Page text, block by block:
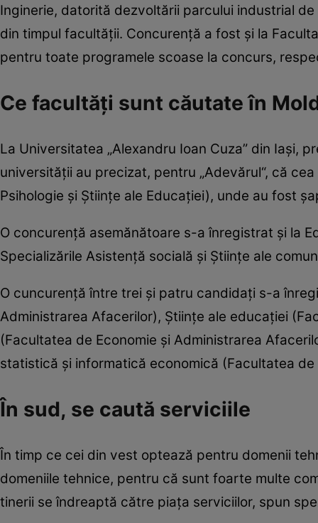
Inginerie, datorită dezvoltării parcului industrial
din timpul facultăţii. Concurenţă a fost şi la
pentru toate programele scoase la concurs,
Ce facultăți sunt căutate în
La Universitatea „Alexandru Ioan Cuza” din Iaşi,
universităţii au precizat, pentru „Adevărul“, că
Psihologie şi Ştiinţe ale Educaţiei), unde au fost
O concurenţă asemănătoare s-a înregistrat şi la
Specializările Asistenţă socială şi Ştiinţe ale
O cuncurenţă între trei şi patru candidaţi s-a
Administrarea Afacerilor), Ştiinţe ale educaţiei
(Facultatea de Economie şi Administrarea
statistică şi informatică economică (Facultatea
În sud, se caută serviciile
În timp ce cei din vest optează pentru domenii
domeniile tehnice, pentru că sunt foarte multe
tinerii se îndreaptă către piaţa serviciilor, spun